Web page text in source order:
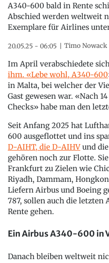
A340-600 bald in Rente
Abschied werden weltweit
Exemplare für Airlines
20.05.25 - 06:05 Timo Nowack
Im April verabschiedete sich
ihm. «Lebe wohl, A340-600
in Malta, bei welcher der
Gast gewesen war. «Nach
Checks» habe man den
Seit Anfang 2025 hat
600 ausgeflottet und ins
D-AIHT, die D-AIHVund die
gehören noch zur Flotte.
Frankfurt zu Zielen wie
Riyadh, Dammam,
Liefern Airbus und Boeing
787, sollen auch die letzten
Rente gehen.
Ein Airbus A340-600 in
Danach bleiben weltweit